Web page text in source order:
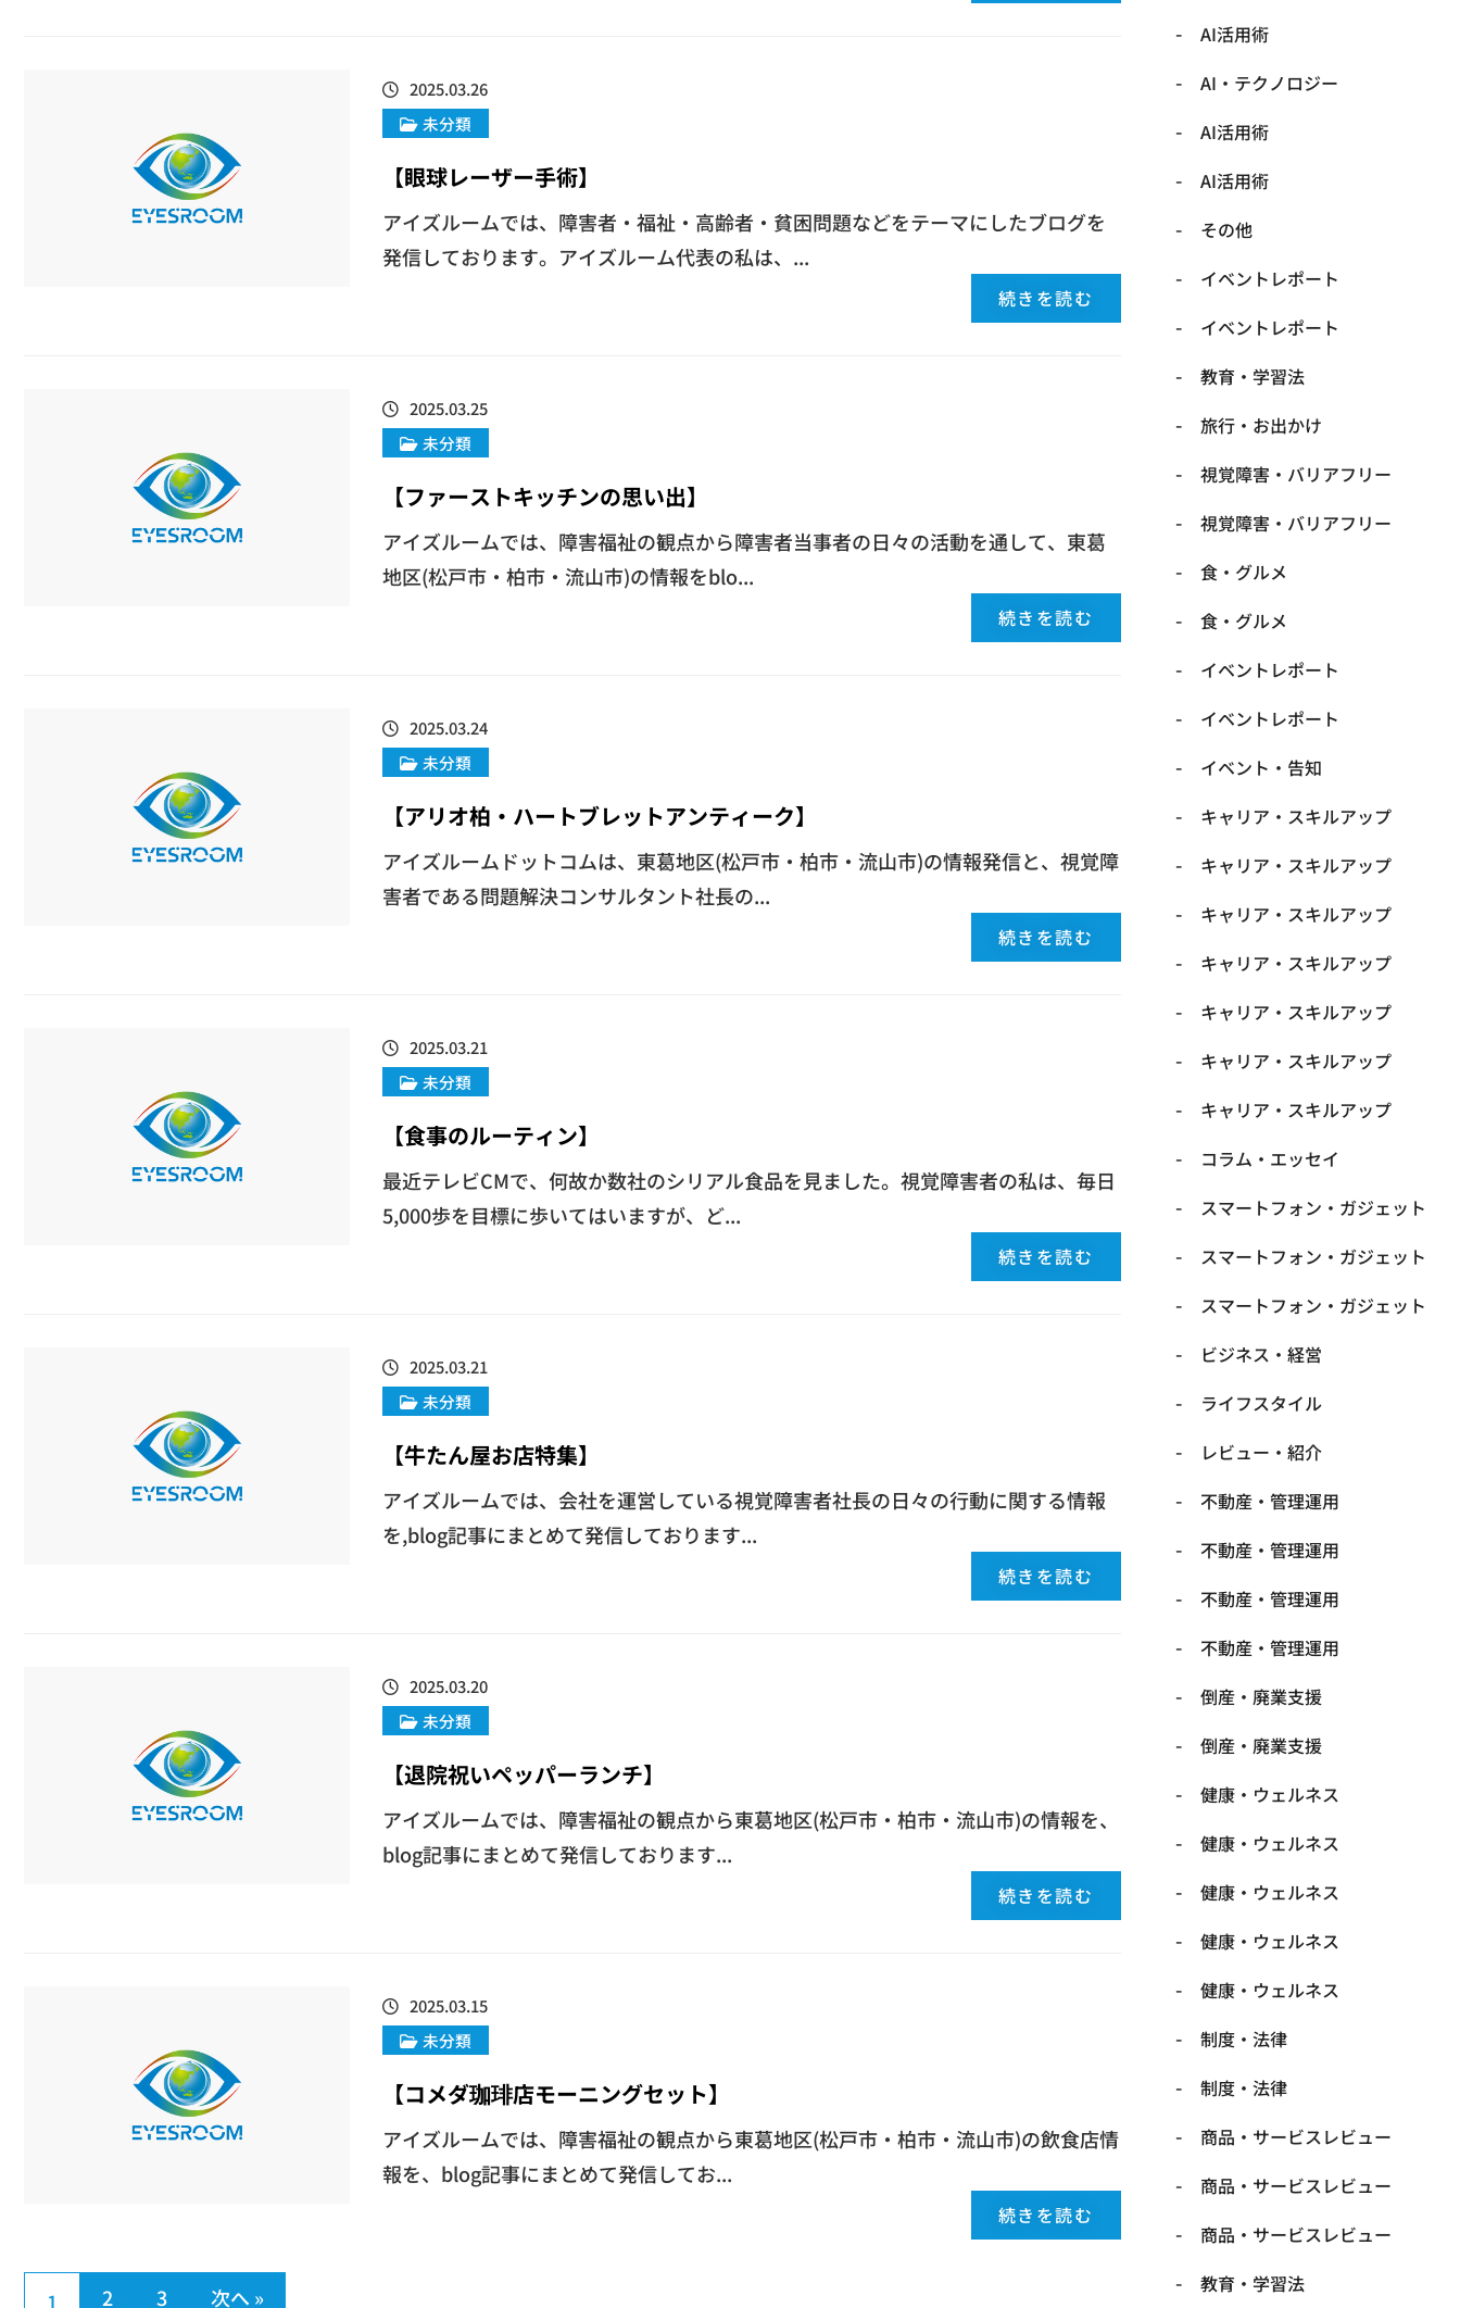
2025.03.26
未分類
【眼球レーザー手術】
アイズルームでは、障害者・福祉・高齢者・貧困問題などをテーマにしたブログを
発信しております。アイズルーム代表の私は、...
続きを読む
2025.03.25
未分類
【ファーストキッチンの思い出】
アイズルームでは、障害福祉の観点から障害者当事者の日々の活動を通して、東葛
地区(松戸市・柏市・流山市)の情報をblo...
続きを読む
2025.03.24
未分類
【アリオ柏・ハートブレットアンティーク】
アイズルームドットコムは、東葛地区(松戸市・柏市・流山市)の情報発信と、視覚障
害者である問題解決コンサルタント社長の...
続きを読む
2025.03.21
未分類
【食事のルーティン】
最近テレビCMで、何故か数社のシリアル食品を見ました。視覚障害者の私は、毎日
5,000歩を目標に歩いてはいますが、ど...
続きを読む
2025.03.21
未分類
【牛たん屋お店特集】
アイズルームでは、会社を運営している視覚障害者社長の日々の行動に関する情報
を,blog記事にまとめて発信しております...
続きを読む
2025.03.20
未分類
【退院祝いペッパーランチ】
アイズルームでは、障害福祉の観点から東葛地区(松戸市・柏市・流山市)の情報を、
blog記事にまとめて発信しております...
続きを読む
2025.03.15
未分類
【コメダ珈琲店モーニングセット】
アイズルームでは、障害福祉の観点から東葛地区(松戸市・柏市・流山市)の飲食店情
報を、blog記事にまとめて発信してお...
続きを読む
1 2 3 次へ »
AI活用術
​AI・テクノロジー
​AI活用術
​AI活用術
​その他
​イベントレポート
​イベントレポート
​教育・学習法
​旅行・お出かけ
​視覚障害・バリアフリー
​視覚障害・バリアフリー
​食・グルメ
​食・グルメ
イベントレポート
イベントレポート
イベント・告知
キャリア・スキルアップ
キャリア・スキルアップ
キャリア・スキルアップ
キャリア・スキルアップ
キャリア・スキルアップ
キャリア・スキルアップ
キャリア・スキルアップ
コラム・エッセイ
スマートフォン・ガジェット
スマートフォン・ガジェット
スマートフォン・ガジェット
ビジネス・経営
ライフスタイル
レビュー・紹介
不動産・管理運用
不動産・管理運用
不動産・管理運用
不動産・管理運用
倒産・廃業支援
倒産・廃業支援
健康・ウェルネス
健康・ウェルネス
健康・ウェルネス
健康・ウェルネス
健康・ウェルネス
制度・法律
制度・法律
商品・サービスレビュー
商品・サービスレビュー
商品・サービスレビュー
教育・学習法